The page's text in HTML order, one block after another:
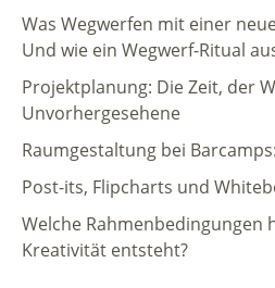
Was Wegwerfen mit einer
Und wie ein Wegwerf-Ritual
Projektplanung: Die Zeit, der
Unvorhergesehene
Raumgestaltung bei
Post-its, Flipcharts und
Welche Rahmenbedingungen
Kreativität entsteht?